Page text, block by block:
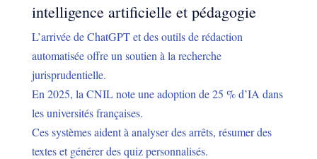
intelligence artificielle et pédagogie
L’arrivée de ChatGPT et des outils de rédaction
automatisée offre un soutien à la recherche
jurisprudentielle.
En 2025, la CNIL note une adoption de 25 % d’IA dans
les universités françaises.
Ces systèmes aident à analyser des arrêts, résumer des
textes et générer des quiz personnalisés.